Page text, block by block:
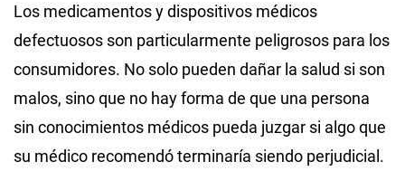
Los medicamentos y dispositivos médicos
defectuosos son particularmente peligrosos para los
consumidores. No solo pueden dañar la salud si son
malos, sino que no hay forma de que una persona
sin conocimientos médicos pueda juzgar si algo que
su médico recomendó terminaría siendo perjudicial.